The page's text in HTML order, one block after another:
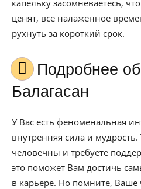
капельку засомневаетесь,
ценят, все налаженное
рухнуть за короткий срок.
Подробнее об имени
Балагасан
У Вас есть феноменальная
внутренняя сила и
человечны и требуете
это поможет Вам достичь
в карьере. Но помните, Ваше